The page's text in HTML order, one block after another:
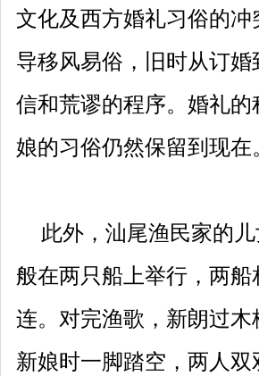
文化及西方婚礼习俗的
导移风易俗，旧时从订
信和荒谬的程序。婚礼
娘的习俗仍然保留到现在。
此外，汕尾渔民家的
般在两只船上举行，两
连。对完渔歌，新朗过
新娘时一脚踏空，两人